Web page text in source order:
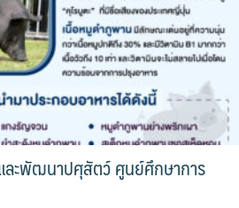
ะพัฒนาปศุสัตว์ ศูนย์ศึกษาการ